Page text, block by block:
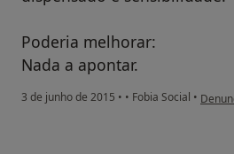
Poderia melhorar:
Nada a apontar.
3 de junho de 2015 • • Fobia Social • na